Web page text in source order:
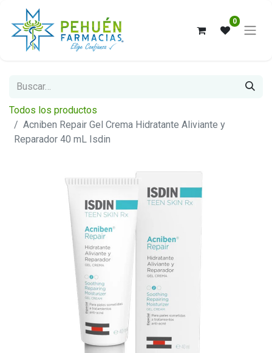
0
Todos los productos
Acniben Repair Gel Crema Hidratante Aliviante y
Reparador 40 mL Isdin